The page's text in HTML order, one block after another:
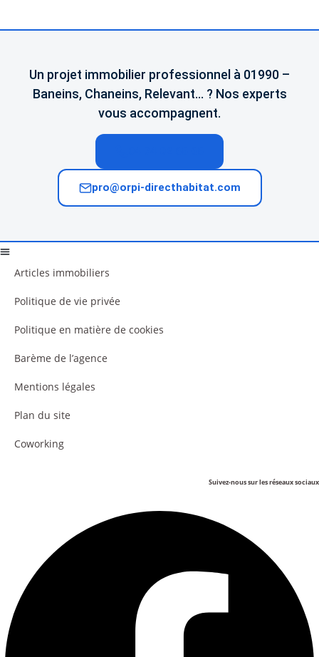
Un projet immobilier professionnel à 01990 –
Baneins, Chaneins, Relevant… ? Nos experts
vous accompagnent.
pro@orpi-directhabitat.com
Articles immobiliers
Politique de vie privée
Politique en matière de cookies
Barème de l’agence
Mentions légales
Plan du site
Coworking
Suivez-nous sur les réseaux sociaux